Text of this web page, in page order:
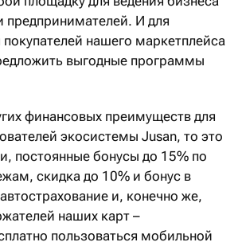
предпринимателей. И для
нашего маркетплейса
выгодные программы
финансовых преимуществ для
экосистемы Jusan, то это
постоянные бонусы до 15% по
скидка до 10% и бонус в
и, конечно же,
наших карт –
пользоваться мобильной